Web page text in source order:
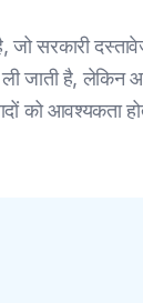
सरकारी
जाती है, लेकिन
को आवश्यकता